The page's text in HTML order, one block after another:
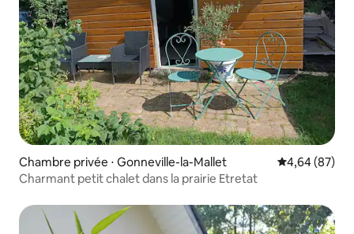
Chambre privée ⋅ Gonneville-la-Mallet Évaluation
4,64 (87)
Charmant petit chalet dans la prairie Etretat